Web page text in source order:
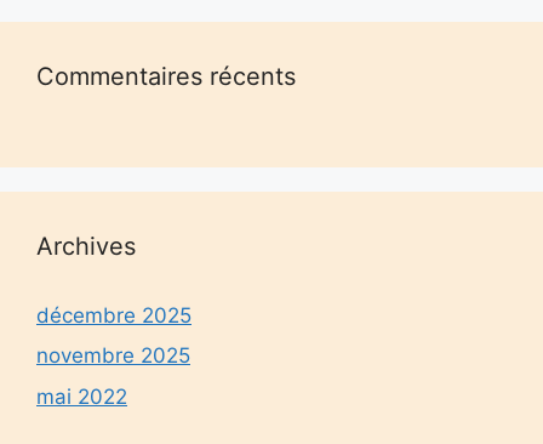
Commentaires récents
Archives
décembre 2025
novembre 2025
mai 2022